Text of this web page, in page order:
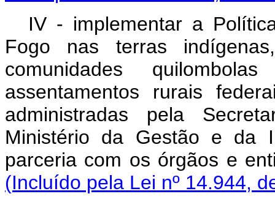
IV - implementar a
Fogo nas terras
comunidades
assentamentos rurais
administradas pela
Ministério da Gestão e da
parceria com os órgãos e
(Incluído pela Lei nº 14.944,